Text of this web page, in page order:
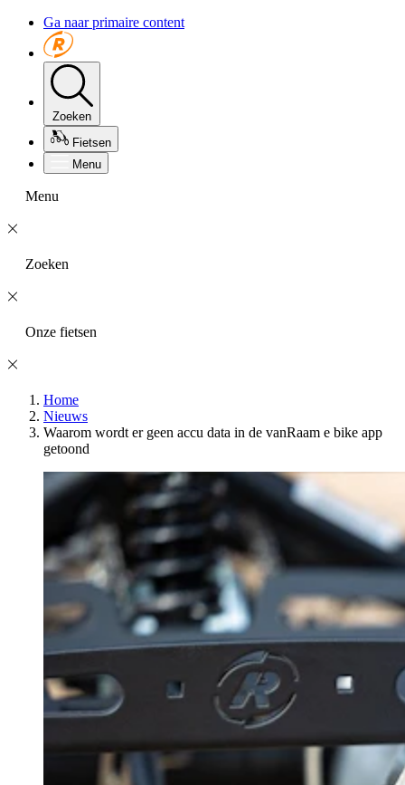
Ga naar primaire content
Zoeken
Fietsen
Menu
Menu
Zoeken
Onze fietsen
Home
Nieuws
Waarom wordt er geen accu data in de vanRaam e bike app
getoond